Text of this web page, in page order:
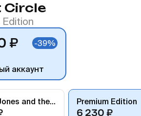
Circle
₽ -39%
аккаунт
Indiana Jones and the Great Circle Premium Edition
6 230 ₽